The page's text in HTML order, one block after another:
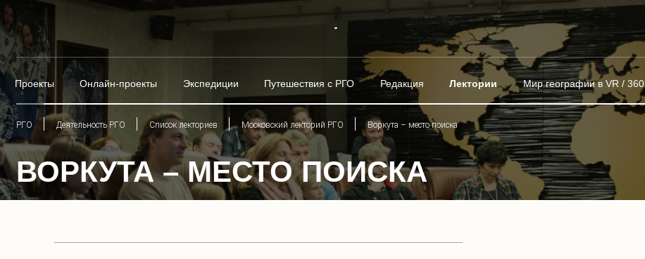
Проекты Онлайн-проекты Экспедиции Путешествия с РГО Редакция Лектории Мир географии в VR / 360
РГО Деятельность РГО Список лекториев Московский лекторий РГО Воркута – место поиска
ВОРКУТА – МЕСТО ПОИСКА